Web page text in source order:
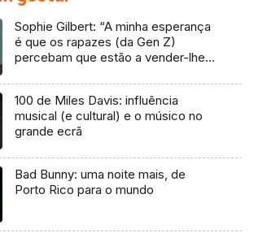
Sophie Gilbert: “A minha esperança
é que os rapazes (da Gen Z)
percebam que estão a vender-lhes
100 de Miles Davis: influência
musical (e cultural) e o músico no
grande ecrã
Bad Bunny: uma noite mais, de
Porto Rico para o mundo